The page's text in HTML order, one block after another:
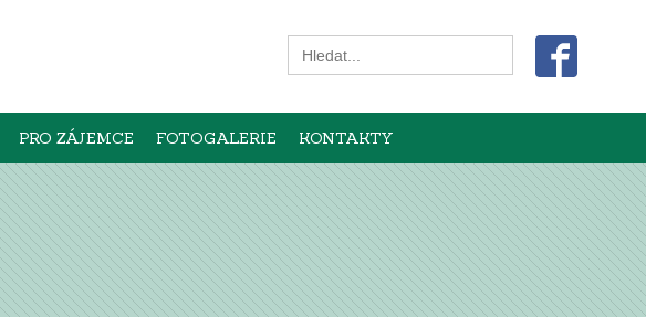
Search
for:
PRO ZÁJEMCE FOTOGALERIE KONTAKTY